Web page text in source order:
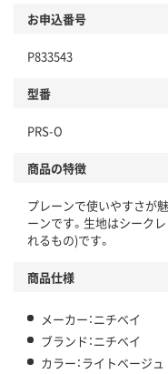
お申込番号
P833543
型番
PRS-O
商品の特徴
プレーンで使いやすさが
ーンです。生地はシーク
れるもの)です。
商品仕様
メーカー：ニチベイ
ブランド：ニチベイ
カラー：ライトベージュ